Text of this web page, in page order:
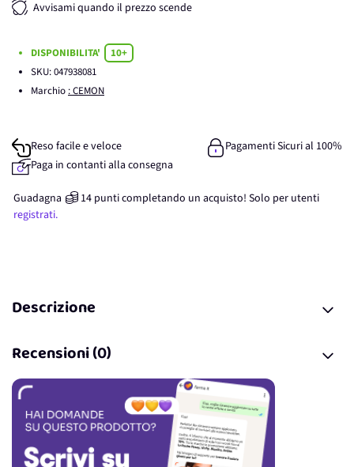
Avvisami quando il prezzo scende
DISPONIBILITA'
10+
SKU:047938081
Marchio : CEMON
Reso facile e veloce
Pagamenti Sicuri al 100%
Paga in contanti alla consegna
Guadagna 14 punticompletando un acquisto! Solo per utenti
registrati.
Descrizione
Recensioni (0)